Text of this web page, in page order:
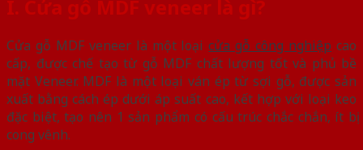
I. Cửa gỗ MDF veneer là gì?
Cửa gỗ MDF veneer là một loạicửa gỗ công nghiệp cao
cấp, được chế tạo từ gỗ MDF chất lượng tốt và phủ bề
mặt Veneer. MDF là một loại ván ép từ sợi gỗ, được sản
xuất bằng cách ép dưới áp suất cao, kết hợp với loại keo
đặc biệt, tạo nên 1 sản phẩm có cấu trúc chắc chắn, ít bị
cong vênh.